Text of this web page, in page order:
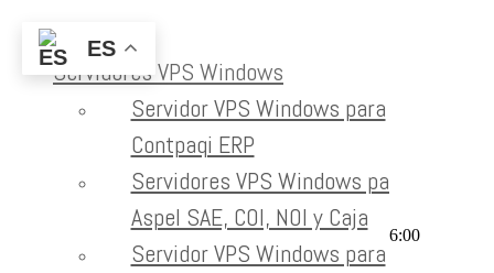
Skip to content
Vende más en 30 días
Home
Vende más en 30 días
Vende más en 30 díaseprojects2023-11-20T00:46:25-06:00
ES
Portal
Servidores VPS Windows
Servidor VPS Windows para
Contpaqi ERP
Servidores VPS Windows para
Aspel SAE, COI, NOI y Caja
Servidor VPS Windows para